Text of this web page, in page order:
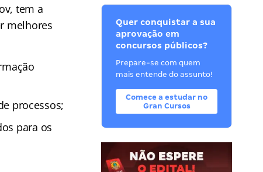
tem a
melhores
processos;
para os
Quer conquistar a sua
aprovação em
concursos públicos?
Prepare-se com quem
mais entende do assunto!
Comece a estudar no
Gran Cursos